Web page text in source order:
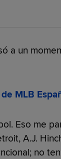
a un
MLB
Eso me
A.J.
no